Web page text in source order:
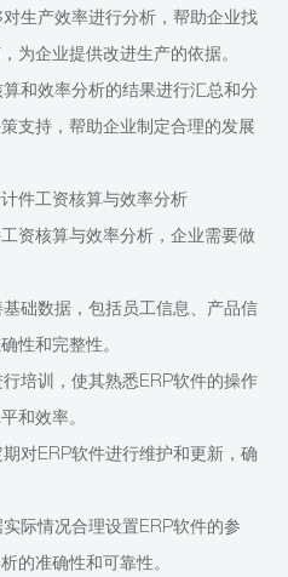
生产效率进行分析，帮助企业找
为企业提供改进生产的依据。
和效率分析的结果进行汇总和分
支持，帮助企业制定合理的发展
件工资核算与效率分析
资核算与效率分析，企业需要做
础数据，包括员工信息、产品信
性和完整性。
培训，使其熟悉ERP软件的操作
和效率。
对ERP软件进行维护和更新，确
际情况合理设置ERP软件的参
的准确性和可靠性。